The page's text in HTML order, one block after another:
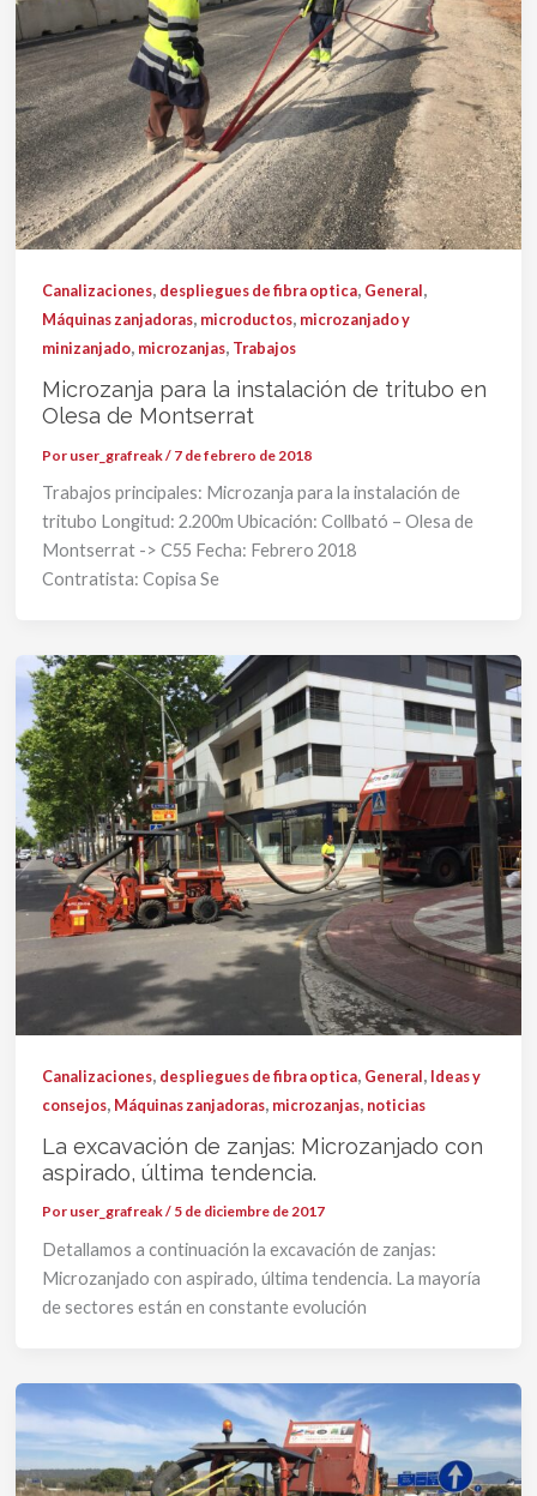
Canalizaciones, despliegues de fibra optica, General,
Máquinas zanjadoras, microductos, microzanjado y
minizanjado, microzanjas, Trabajos
Microzanja para la instalación de tritubo en
Olesa de Montserrat
Por user_grafreak/ 7 de febrero de 2018
Trabajos principales: Microzanja para la instalación de
tritubo Longitud: 2.200m Ubicación: Collbató – Olesa de
Montserrat -> C55 Fecha: Febrero 2018
Contratista: Copisa Se
Canalizaciones, despliegues de fibra optica, General, Ideas y
consejos, Máquinas zanjadoras, microzanjas, noticias
La excavación de zanjas: Microzanjado con
aspirado, última tendencia.
Por user_grafreak/ 5 de diciembre de 2017
Detallamos a continuación la excavación de zanjas:
Microzanjado con aspirado, última tendencia. La mayoría
de sectores están en constante evolución